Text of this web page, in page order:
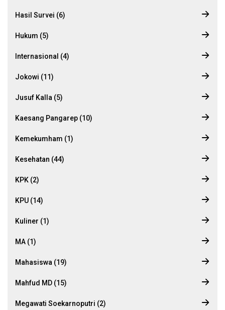
Hasil Survei (6)
Hukum (5)
Internasional (4)
Jokowi (11)
Jusuf Kalla (5)
Kaesang Pangarep (10)
Kemekumham (1)
Kesehatan (44)
KPK (2)
KPU (14)
Kuliner (1)
MA (1)
Mahasiswa (19)
Mahfud MD (15)
Megawati Soekarnoputri (2)